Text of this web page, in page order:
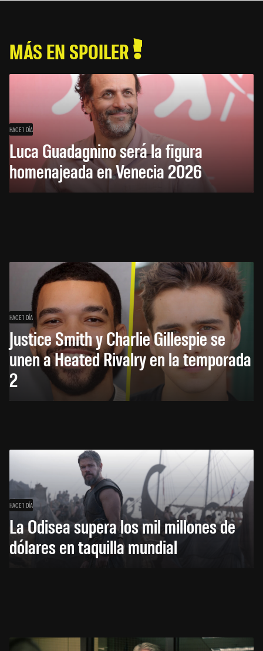
MÁS EN SPOILER
HACE 1 DÍA
Luca Guadagnino será la figura
homenajeada en Venecia 2026
HACE 1 DÍA
Justice Smith y Charlie Gillespie se
unen a Heated Rivalry en la temporada
2
HACE 1 DÍA
La Odisea supera los mil millones de
dólares en taquilla mundial